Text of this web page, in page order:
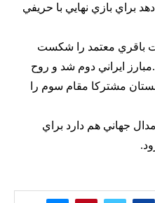
براي بازي نهايي با حريفي
باقري معتمد را شكست
ايراني دوم شد و روح
مشتركا مقام سوم را
جهاني هم دارد براي